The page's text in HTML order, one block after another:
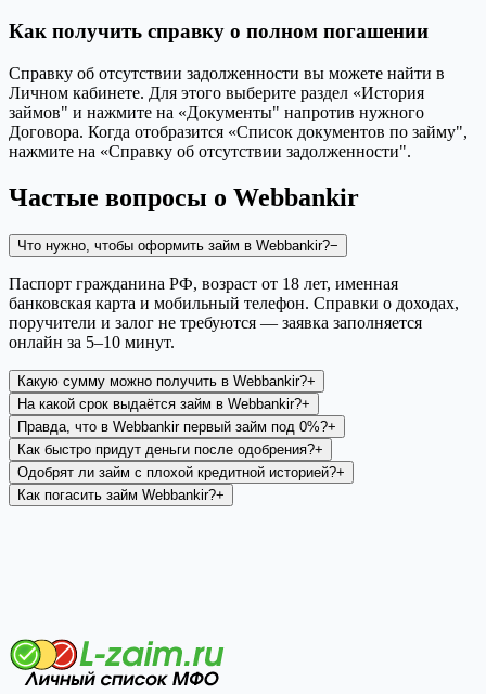
Как получить справку о полном погашении
Справку об отсутствии задолженности вы можете найти в
Личном кабинете. Для этого выберите раздел «История
займов" и нажмите на «Документы" напротив нужного
Договора. Когда отобразится «Список документов по займу",
нажмите на «Справку об отсутствии задолженности".
Частые вопросы о Webbankir
Что нужно, чтобы оформить займ в Webbankir?−
Паспорт гражданина РФ, возраст от 18 лет, именная
банковская карта и мобильный телефон. Справки о доходах,
поручители и залог не требуются — заявка заполняется
онлайн за 5–10 минут.
Какую сумму можно получить в Webbankir?+
На какой срок выдаётся займ в Webbankir?+
Правда, что в Webbankir первый займ под 0%?+
Как быстро придут деньги после одобрения?+
Одобрят ли займ с плохой кредитной историей?+
Как погасить займ Webbankir?+